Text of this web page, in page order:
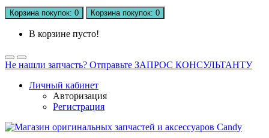
Корзинапокупок: 0 Корзинапокупок: 0
В корзине пусто!
Не нашли запчасть? Отправьте ЗАПРОС КОНСУЛЬТАНТУ
Личный кабинет
Авторизация
Регистрация